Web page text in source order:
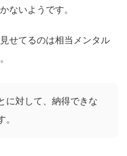
ないようです。
せてるのは相当メンタル
に対して、納得できな